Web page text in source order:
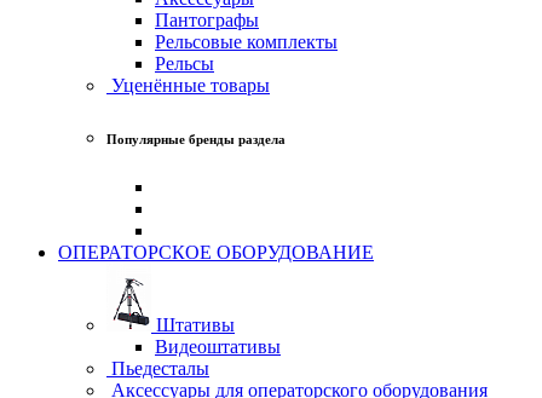
Пантографы
Рельсовые комплекты
Рельсы
Уценённые товары
Популярные бренды раздела
ОПЕРАТОРСКОЕ ОБОРУДОВАНИЕ
Штативы
Видеоштативы
Пьедесталы
Аксессуары для операторского оборудования